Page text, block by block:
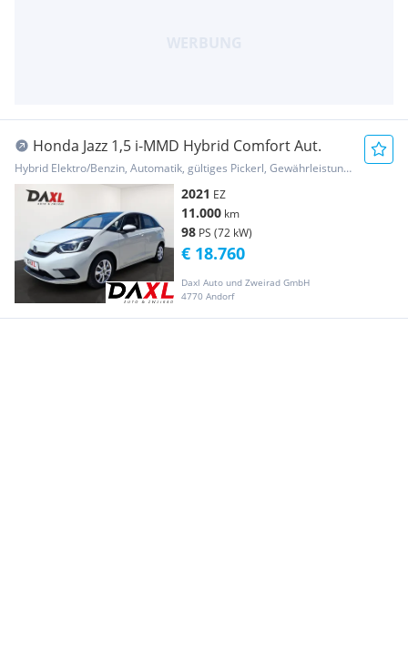
Honda Jazz 1,5 i-MMD Hybrid Comfort Aut.
Hybrid Elektro/Benzin, Automatik, gültiges Pickerl, Gewährleistung, Garantie
2021 EZ
11.000 km
98 PS (72 kW)
Daxl Auto und Zweirad GmbH
4770 Andorf
€ 18.760